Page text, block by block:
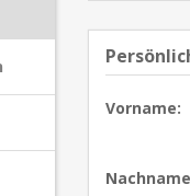
Vorname: